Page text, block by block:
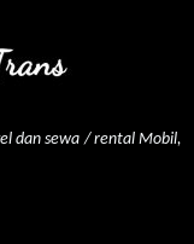
dan sewa / rental Mobil,